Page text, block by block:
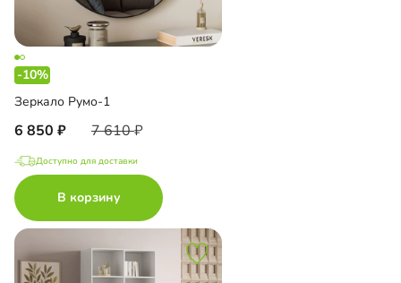
-10%
Зеркало Румо-1
6 850 7 610
Доступно для доставки
В корзину